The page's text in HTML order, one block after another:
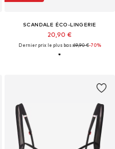
SCANDALE ÉCO-LINGERIE
20,90 €
Dernier prix le plus bas :69,90 €-70%